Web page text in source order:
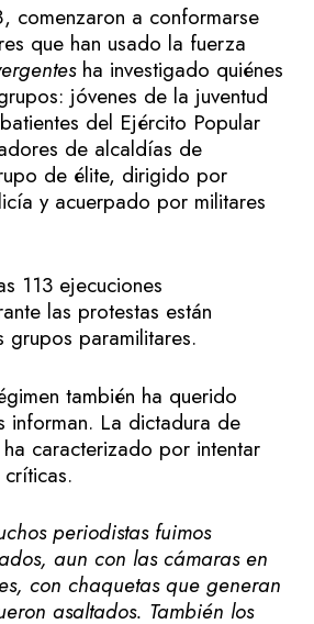
comenzaron a conformarse
que han usado la fuerza
ha investigado quiénes
jóvenes de la juventud
del Ejército Popular
de alcaldías de
de élite, dirigido por
y acuerpado por militares
113 ejecuciones
las protestas están
grupos paramilitares.
también ha querido
informan. La dictadura de
caracterizado por intentar
periodistas fuimos
aun con las cámaras en
con chaquetas que generan
asaltados. También los